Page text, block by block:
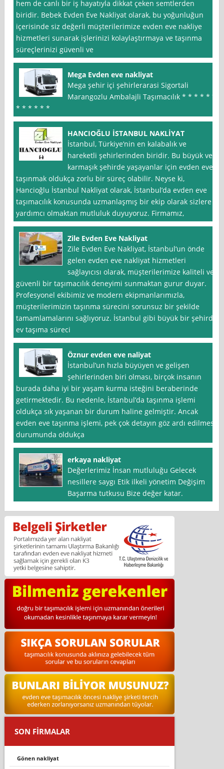
hem de canlı bir iş hayatıyla dikkat çeken semtlerden
biridir. Bebek Evden Eve Nakliyat olarak, bu yoğunluğun
içerisinde siz değerli müşterilerimize evden eve nakliye
hizmetleri sunarak işlerinizi kolaylaştırmaya ve taşınma
süreçlerinizi güvenli ve
Mega Evden eve nakliyat
Mega şehir içi şehirlerarasi Sigortali
Marangozlu Ambalajli Taşımacılık * * * * * *
* * * * * *
HANCIOĞLU İSTANBUL NAKLİYAT
İstanbul, Türkiye’nin en kalabalık ve
hareketli şehirlerinden biridir. Bu büyük ve
karmaşık şehirde yaşayanlar için evden eve
taşınmak oldukça zorlu bir süreç olabilir. Neyse ki,
Hancioğlu İstanbul Nakliyat olarak, İstanbul’da evden eve
taşımacılık konusunda uzmanlaşmış bir ekip olarak sizlere
yardımcı olmaktan mutluluk duyuyoruz. Firmamız,
Zile Evden Eve Nakliyat
Zile Evden Eve Nakliyat, İstanbul‘un önde
gelen evden eve nakliyat hizmetleri
sağlayıcısı olarak, müşterilerimize kaliteli ve
güvenli bir taşımacılık deneyimi sunmaktan gurur duyar.
Profesyonel ekibimiz ve modern ekipmanlarımızla,
müşterilerimizin taşınma sürecini sorunsuz bir şekilde
tamamlamalarını sağlıyoruz. İstanbul gibi büyük bir şehirde
ev taşıma süreci
Öznur evden eve naliyat
İstanbul’un hızla büyüyen ve gelişen
şehirlerinden biri olması, birçok insanın
burada daha iyi bir yaşam kurma isteğini beraberinde
getirmektedir. Bu nedenle, İstanbul’da taşınma işlemi
oldukça sık yaşanan bir durum haline gelmiştir. Ancak
evden eve taşınma işlemi, pek çok detayın göz ardı edilmesi
durumunda oldukça
erkaya nakliyat
Değerlerimiz İnsan mutluluğu Gelecek
nesillere saygı Etik ilkeli yönetim Değişim
Başarma tutkusu Bize değer katar.
SON FİRMALAR
gönen nakli̇yat